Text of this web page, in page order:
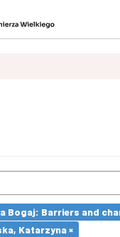
Bogaj: Barriers and
Katarzyna ×